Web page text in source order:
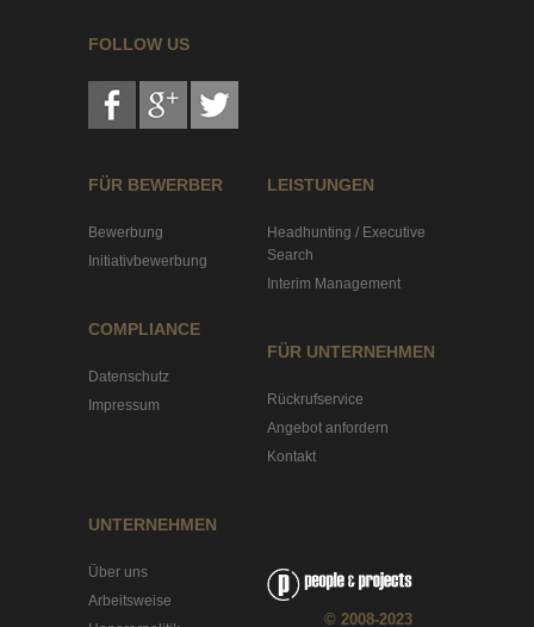
FOLLOW US
FÜR BEWERBER
Bewerbung
Initiativbewerbung
COMPLIANCE
Datenschutz
Impressum
LEISTUNGEN
Headhunting / Executive
Search
Interim Management
FÜR UNTERNEHMEN
Rückrufservice
Angebot anfordern
Kontakt
UNTERNEHMEN
Über uns
Arbeitsweise
© 2008-2023